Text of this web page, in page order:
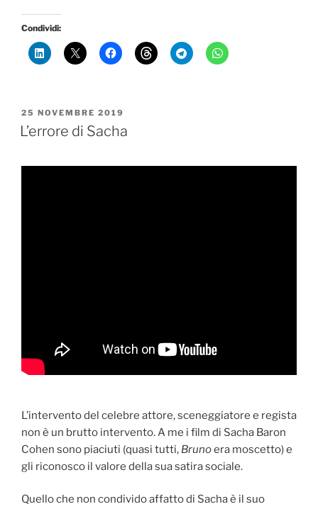
Condividi:
PUBBLICATO
IL
25 NOVEMBRE 2019
L’errore di Sacha
L’intervento del celebre attore, sceneggiatore e regista
non è un brutto intervento. A me i film di Sacha Baron
Cohen sono piaciuti (quasi tutti, Brunoera moscetto) e
gli riconosco il valore della sua satira sociale.
Quello che non condivido affatto di Sacha è il suo